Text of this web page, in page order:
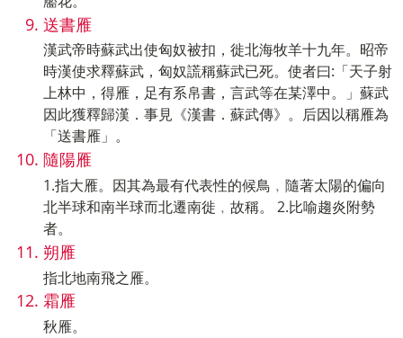
送書雁
漢武帝時蘇武出使匈奴被扣，徙北海牧羊十九年。昭帝
時漢使求釋蘇武，匈奴謊稱蘇武已死。使者曰:「天子射
上林中，得雁，足有系帛書，言武等在某澤中。」蘇武
因此獲釋歸漢．事見《漢書．蘇武傳》。后因以稱雁為
「送書雁」。
隨陽雁
1.指大雁。因其為最有代表性的候鳥﹐隨著太陽的偏向
北半球和南半球而北遷南徙﹐故稱。 2.比喻趨炎附勢
者。
朔雁
指北地南飛之雁。
霜雁
秋雁。